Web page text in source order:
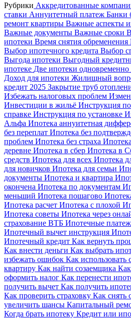
Рубрики Аккредитованные
ставки Аннуитетный платеж Банки
ремонт квартиры Важные аспекты
Важные документы Важные сроки
ипотеки Время снятия обременения
Выбор ипотечного кредита Выбор
Выгода ипотеки Выгодный
ипотеке Две ипотеки одновременно
Доход для ипотеки Жилищный
кредит 2025 Закрытие труб
Избежать налоговых проблем
Инвестиции в жильё Инструкция
справке Инструкция по установке
Альфа Ипотека аннуитетная
без переплат Ипотека без
проблем Ипотека без страха
деревне Ипотека в сбер Ипотека в
средств Ипотека для всех Ипотека
для новичков Ипотека для семьи
документы Ипотека и квартира
окончена Ипотека по документам
меньший Ипотека пошагово
Ипотека расчет Ипотека с плохой
Ипотека советы Ипотека через
страхование ВТБ Ипотечные
Ипотечный вычет инструкция
Ипотечный кредит Как вернуть
Как внести деньги Как выбрать
избежать ошибок Как использовать
квартиру Как найти созаемщика
оформить налог Как перенести
получить вычет Как получить
Как проверить страховку Как снять
увеличить шансы Капитальный
Когда брать ипотеку Кредит или